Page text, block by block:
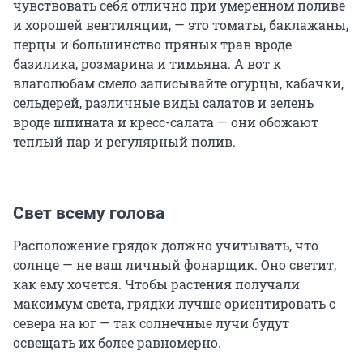
чувствовать себя отлично при умеренном поливе
и хорошей вентиляции, — это томаты, баклажаны,
перцы и большинство пряных трав вроде
базилика, розмарина и тимьяна. А вот к
влаголюбам смело записывайте огурцы, кабачки,
сельдерей, различные виды салатов и зелень
вроде шпината и кресс-салата — они обожают
теплый пар и регулярный полив.
Свет всему голова
Расположение грядок должно учитывать, что
солнце — не ваш личный фонарщик. Оно светит,
как ему хочется. Чтобы растения получали
максимум света, грядки лучше ориентировать с
севера на юг — так солнечные лучи будут
освещать их более равномерно.